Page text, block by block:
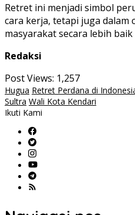
Retret ini menjadi simbol
cara kerja, tetapi juga dalam
masyarakat secara lebih
Redaksi
Post Views: 1,257
Hugua Retret Perdana di
Sultra Wali Kota Kendari
Ikuti Kami